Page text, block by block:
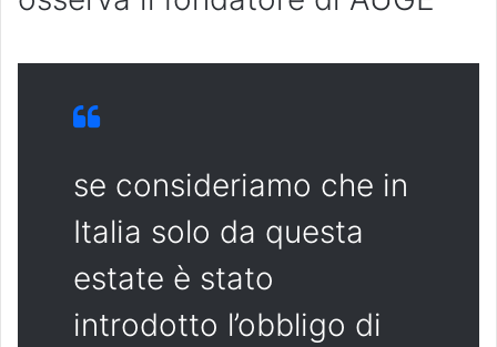
se consideriamo che in
Italia solo da questa
estate è stato
introdotto l’obbligo di